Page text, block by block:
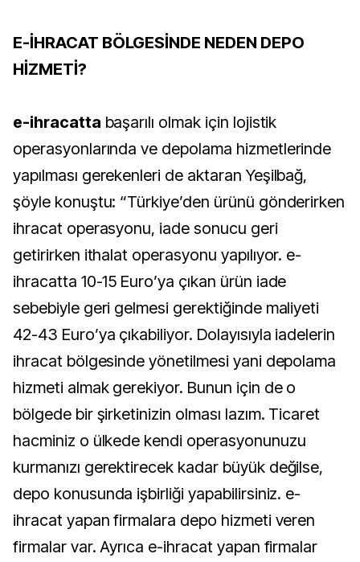
E-İHRACAT BÖLGESİNDE NEDEN DEPO
HİZMETİ?
e-ihracatta başarılı olmak için lojistik
operasyonlarında ve depolama hizmetlerinde
yapılması gerekenleri de aktaran Yeşilbağ,
şöyle konuştu: “Türkiye’den ürünü gönderirken
ihracat operasyonu, iade sonucu geri
getirirken ithalat operasyonu yapılıyor. e-
ihracatta 10-15 Euro’ya çıkan ürün iade
sebebiyle geri gelmesi gerektiğinde maliyeti
42-43 Euro’ya çıkabiliyor. Dolayısıyla iadelerin
ihracat bölgesinde yönetilmesi yani depolama
hizmeti almak gerekiyor. Bunun için de o
bölgede bir şirketinizin olması lazım. Ticaret
hacminiz o ülkede kendi operasyonunuzu
kurmanızı gerektirecek kadar büyük değilse,
depo konusunda işbirliği yapabilirsiniz. e-
ihracat yapan firmalara depo hizmeti veren
firmalar var. Ayrıca e-ihracat yapan firmalar